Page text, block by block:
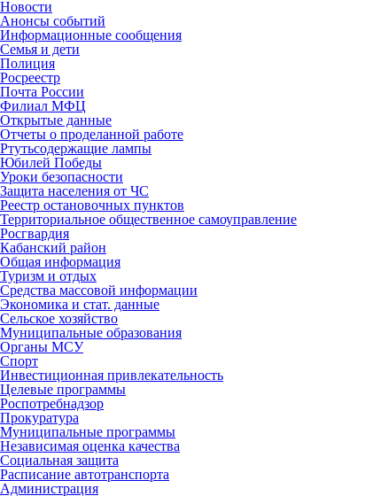
Новости
Анонсы событий
Информационные сообщения
Семья и дети
Полиция
Росреестр
Почта России
Филиал МФЦ
Открытые данные
Отчеты о проделанной работе
Ртутьсодержащие лампы
Юбилей Победы
Уроки безопасности
Защита населения от ЧС
Реестр остановочных пунктов
Территориальное общественное самоуправление
Росгвардия
Кабанский район
Общая информация
Туризм и отдых
Средства массовой информации
Экономика и стат. данные
Сельское хозяйство
Муниципальные образования
Органы МСУ
Спорт
Инвестиционная привлекательность
Целевые программы
Роспотребнадзор
Прокуратура
Муниципальные программы
Независимая оценка качества
Социальная защита
Расписание автотранспорта
Администрация